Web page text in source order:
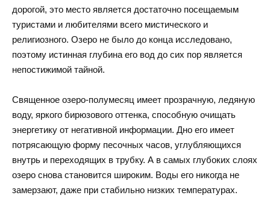
дорогой, это место является достаточно посещаемым
туристами и любителями всего мистического и
религиозного. Озеро не было до конца исследовано,
поэтому истинная глубина его вод до сих пор является
непостижимой тайной.
Священное озеро-полумесяц имеет прозрачную, ледяную
воду, яркого бирюзового оттенка, способную очищать
энергетику от негативной информации. Дно его имеет
потрясающую форму песочных часов, углубляющихся
внутрь и переходящих в трубку. А в самых глубоких слоях
озеро снова становится широким. Воды его никогда не
замерзают, даже при стабильно низких температурах.